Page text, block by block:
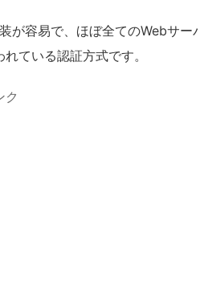
が容易で、ほぼ全てのWebサ
ている認証方式です。
ク